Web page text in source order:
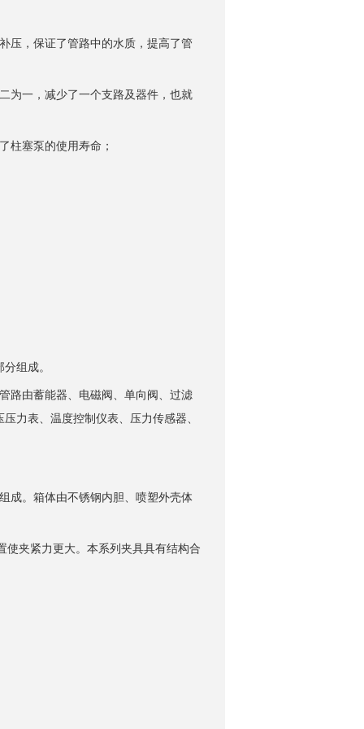
压，保证了管路中的水质，提高了管
为一，减少了一个支路及器件，也就
柱塞泵的使用寿命；
组成。
路由蓄能器、电磁阀、单向阀、过滤
力表、温度控制仪表、压力传感器、
成。箱体由不锈钢内胆、喷塑外壳体
使夹紧力更大。本系列夹具具有结构合